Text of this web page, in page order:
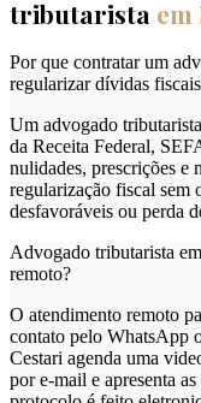
tributarista em
Por que contratar um
regularizar dívidas
Um advogado
da Receita Federal,
nulidades, prescrições e
regularização fiscal sem
desfavoráveis ou perda
Advogado tributarista
remoto?
O atendimento remoto
contato pelo WhatsApp
Cestari agenda uma
por e-mail e apresenta